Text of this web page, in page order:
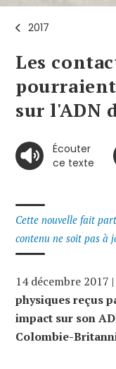
2017
Les
sur l'ADN
Écouter
ce texte
Cette nouvelle fait
contenu ne soit pas à
14 décembre 2017 |
physiques reçus
impact sur son
Colombie-